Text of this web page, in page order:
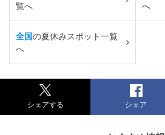
覧へ
へ
全国の夏休みスポット一覧
へ
シェアする シェア